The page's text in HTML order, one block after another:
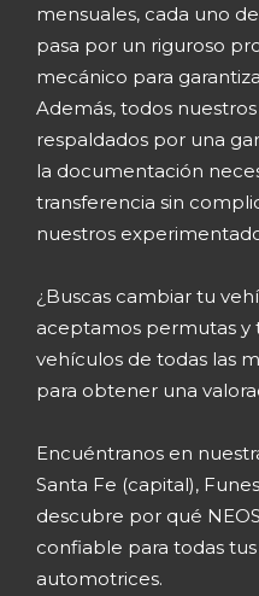
mensuales, cada uno
pasa por un riguroso
mecánico para
Además, todos
respaldados por una
la documentación
transferencia sin
nuestros
¿Buscas cambiar tu
aceptamos permutas
vehículos de todas las
para obtener una
Encuéntranos en
Santa Fe (capital),
descubre por qué
confiable para todas
automotrices.